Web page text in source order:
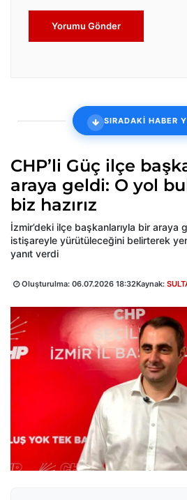
Yorumu Gönder
SIRADAKİ HABER
CHP’li Güç ilçe
araya geldi: O yol
biz hazırız
İzmir’deki ilçe başkanlarıyla bir araya
istişareyle yürütüleceğini belirterek
yanıt verdi
Oluşturulma: 06.07.2026 18:32Kaynak: